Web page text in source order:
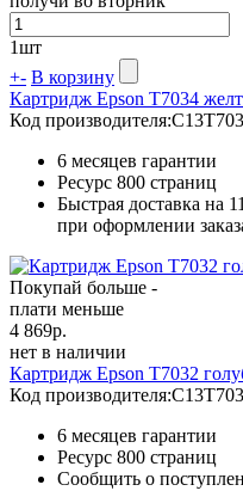
1шт
+- В корзину
Картридж Epson T7034
Код производителя:
6 месяцев гарантии
Ресурс 800 страниц
Быстрая доставка на
при оформлении
Покупай больше -
плати меньше
4 869р.
нет в наличии
Картридж Epson T7032
Код производителя:
6 месяцев гарантии
Ресурс 800 страниц
Сообщить о